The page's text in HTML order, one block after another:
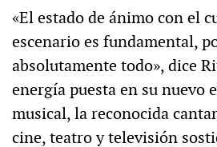
«El estado de ánimo con el
escenario es fundamental,
absolutamente todo», dice
energía puesta en su nuevo
musical, la reconocida
cine, teatro y televisión